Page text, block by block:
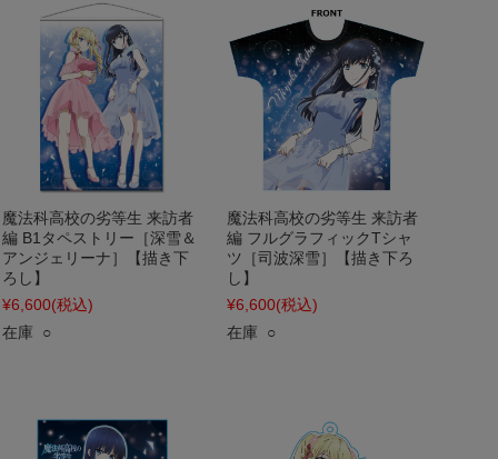
魔法科高校の劣等生 来訪者
編 B1タペストリー［深雪＆
アンジェリーナ］【描き下
ろし】
¥6,600(税込)
在庫 ○
魔法科高校の劣等生 来訪者
編 フルグラフィックTシャ
ツ［司波深雪］【描き下ろ
し】
¥6,600(税込)
在庫 ○